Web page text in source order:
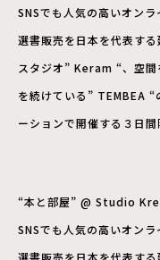
SNSでも人気の高いオン
選書販売を日本を代表す
スタジオ” Keram “、空
を続けている” TEMBEA
ーションで開催する３日間
“本と部屋” @ Studio
SNSでも人気の高いオンラ
選書販売を日本を代表す